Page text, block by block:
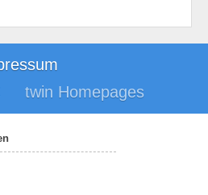
twin Homepages